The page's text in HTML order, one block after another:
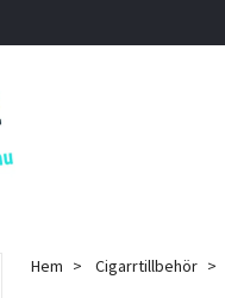
Hem Cigarrtillbehör